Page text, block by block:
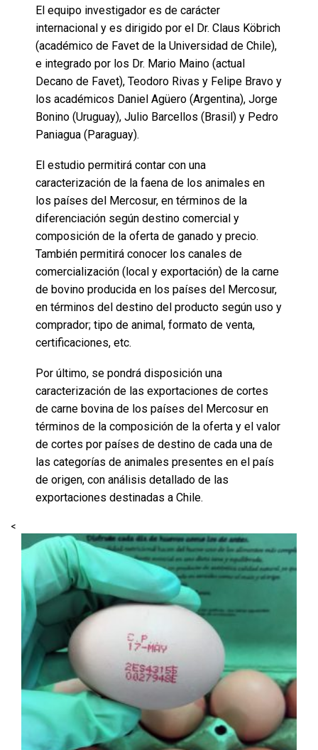
El equipo investigador es de carácter
internacional y es dirigido por el Dr. Claus Köbrich
(académico de Favet de la Universidad de Chile),
e integrado por los Dr. Mario Maino (actual
Decano de Favet), Teodoro Rivas y Felipe Bravo y
los académicos Daniel Agüero (Argentina), Jorge
Bonino (Uruguay), Julio Barcellos (Brasil) y Pedro
Paniagua (Paraguay).
El estudio permitirá contar con una
caracterización de la faena de los animales en
los países del Mercosur, en términos de la
diferenciación según destino comercial y
composición de la oferta de ganado y precio.
También permitirá conocer los canales de
comercialización (local y exportación) de la carne
de bovino producida en los países del Mercosur,
en términos del destino del producto según uso y
comprador; tipo de animal, formato de venta,
certificaciones, etc.
Por último, se pondrá disposición una
caracterización de las exportaciones de cortes
de carne bovina de los países del Mercosur en
términos de la composición de la oferta y el valor
de cortes por países de destino de cada una de
las categorías de animales presentes en el país
de origen, con análisis detallado de las
exportaciones destinadas a Chile.
<